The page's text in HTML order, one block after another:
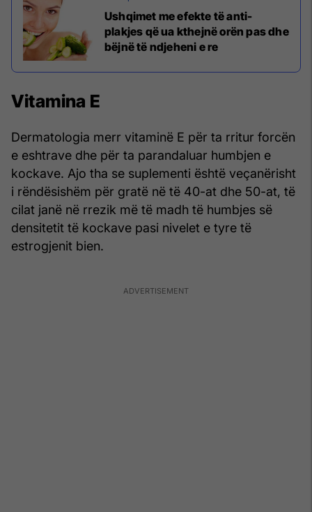
Ushqimet me efekte të anti-
plakjes që ua kthejnë orën pas dhe
bëjnë të ndjeheni e re
Vitamina E
Dermatologia merr vitaminë E për ta rritur forcën
e eshtrave dhe për ta parandaluar humbjen e
kockave. Ajo tha se suplementi është veçanërisht
i rëndësishëm për gratë në të 40-at dhe 50-at, të
cilat janë në rrezik më të madh të humbjes së
densitetit të kockave pasi nivelet e tyre të
estrogjenit bien.